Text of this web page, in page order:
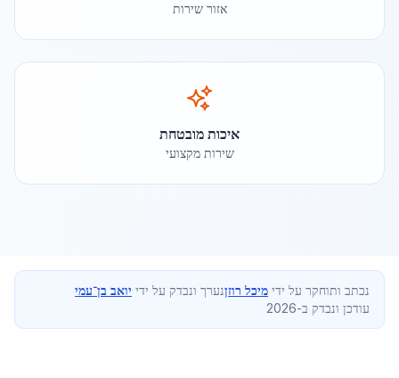
אזור שירות
איכות מובטחת
שירות מקצועי
נכתב ותוחקר על ידי מיכל רוזןנערך ונבדק על ידי יואב בן־עמי
עודכן ונבדק ב-2026